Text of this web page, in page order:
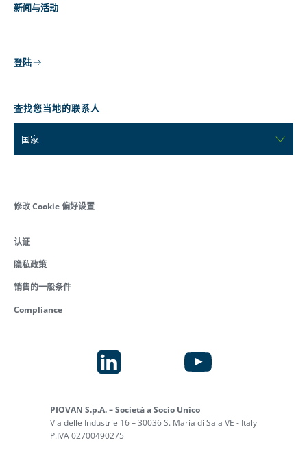
新闻与活动
登陆
查找您当地的联系人
国家
PIOVAN S.p.A. – Società a Socio Unico
Via delle Industrie 16 – 30036 S. Maria di Sala VE - Italy
P.IVA 02700490275
修改 Cookie 偏好设置
认证
隐私政策
销售的一般条件
Compliance